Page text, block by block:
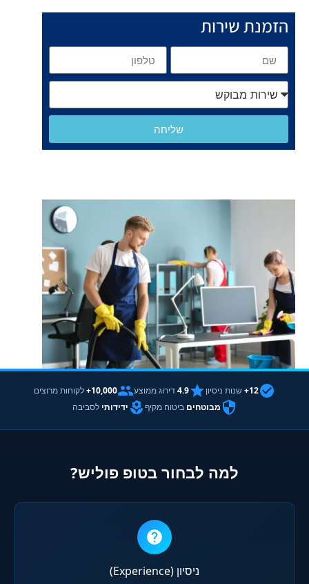
הזמנת שירות
שליחה
12+ שנות ניסיון 4.9דירוג ממוצע 10,000+
לקוחות מרוצים
מבוטחים ביטוח מקיף ידידותי לסביבה
למה לבחור בטופ פוליש?
ניסיון (Experience)